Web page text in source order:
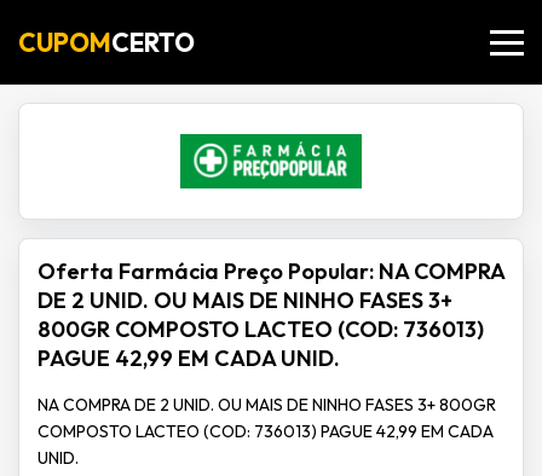
CUPOMCERTO
Oferta Farmácia Preço Popular: NA COMPRA
DE 2 UNID. OU MAIS DE NINHO FASES 3+
800GR COMPOSTO LACTEO (COD: 736013)
PAGUE 42,99 EM CADA UNID.
NA COMPRA DE 2 UNID. OU MAIS DE NINHO FASES 3+ 800GR
COMPOSTO LACTEO (COD: 736013) PAGUE 42,99 EM CADA
UNID.